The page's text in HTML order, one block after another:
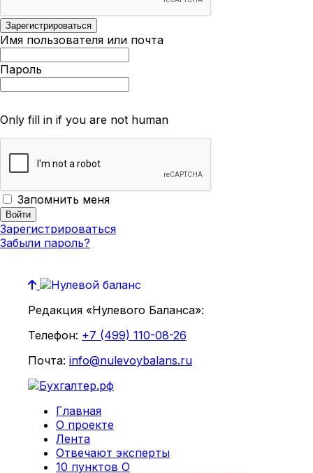
Имя пользователя или почта
Пароль
Only fill in if you are not human
Запомнить меня
Зарегистрироваться
Забыли пароль?
Редакция «Нулевого Баланса»:
Телефон: +7 (499) 110-08-26
Почта: info@nulevoybalans.ru
Главная
О проекте
Лента
Отвечают эксперты
10 пунктов О